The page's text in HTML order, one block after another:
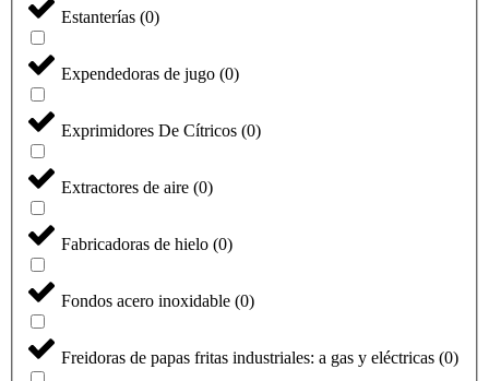
Estanterías (0)
Expendedoras de jugo (0)
Exprimidores De Cítricos (0)
Extractores de aire (0)
Fabricadoras de hielo (0)
Fondos acero inoxidable (0)
Freidoras de papas fritas industriales: a gas y eléctricas (0)